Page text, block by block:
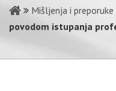
Mišljenja i preporuke
povodom istupanja